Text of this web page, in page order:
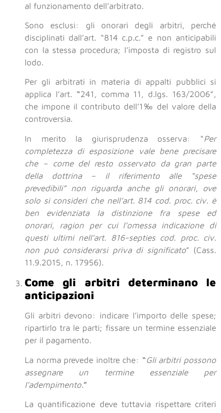
al funzionamento dell’arbitrato.
Sono esclusi: gli onorari degli arbitri, perché
disciplinati dall’art. “814 c.p.c.” e non anticipabili
con la stessa procedura; l’imposta di registro sul
lodo.
Per gli arbitrati in materia di appalti pubblici si
applica l’art. “241, comma 11, d.lgs. 163/2006”,
che impone il contributo dell’1‰ del valore della
controversia.
In merito la giurisprudenza osserva: “Per
completezza di esposizione vale bene precisare
che – come del resto osservato da gran parte
della dottrina – il riferimento alle “spese
prevedibili” non riguarda anche gli onorari, ove
solo si consideri che nell’art. 814 cod. proc. civ. è
ben evidenziata la distinzione fra spese ed
onorari, ragion per cui l’omessa indicazione di
questi ultimi nell’art. 816-septies cod. proc. civ.
non può considerarsi priva di significato” (Cass.
11.9.2015, n. 17956).
Come gli arbitri determinano le
anticipazioni
Gli arbitri devono: indicare l’importo delle spese;
ripartirlo tra le parti; fissare un termine essenziale
per il pagamento.
La norma prevede inoltre che: “Gli arbitri possono
assegnare un termine essenziale per
l’adempimento.”
La quantificazione deve tuttavia rispettare criteri